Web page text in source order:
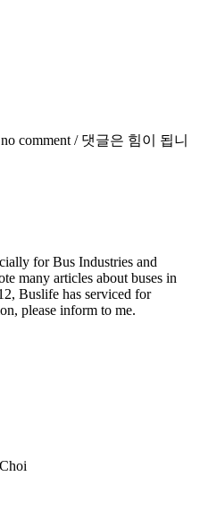
comment / 댓글은 힘이 됩니
for Bus Industries and
many articles about buses in
Buslife has serviced for
please inform to me.